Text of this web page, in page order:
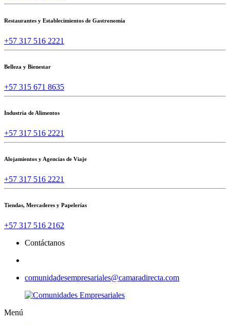
Restaurantes y Establecimientos de Gastronomía
+57 317 516 2221
Belleza y Bienestar
+57 315 671 8635
Industria de Alimentos
+57 317 516 2221
Alojamientos y Agencias de Viaje
+57 317 516 2221
Tiendas, Mercaderes y Papelerías
+57 317 516 2162
Contáctanos
comunidadesempresariales@camaradirecta.com
Menú